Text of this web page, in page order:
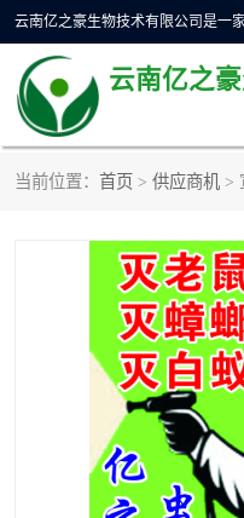
云南亿之
当前位置： 首页 > 供应商机 >
昆明灭蟑螂
昆明除四害
昆明消毒公司
昆明驱蛇公司